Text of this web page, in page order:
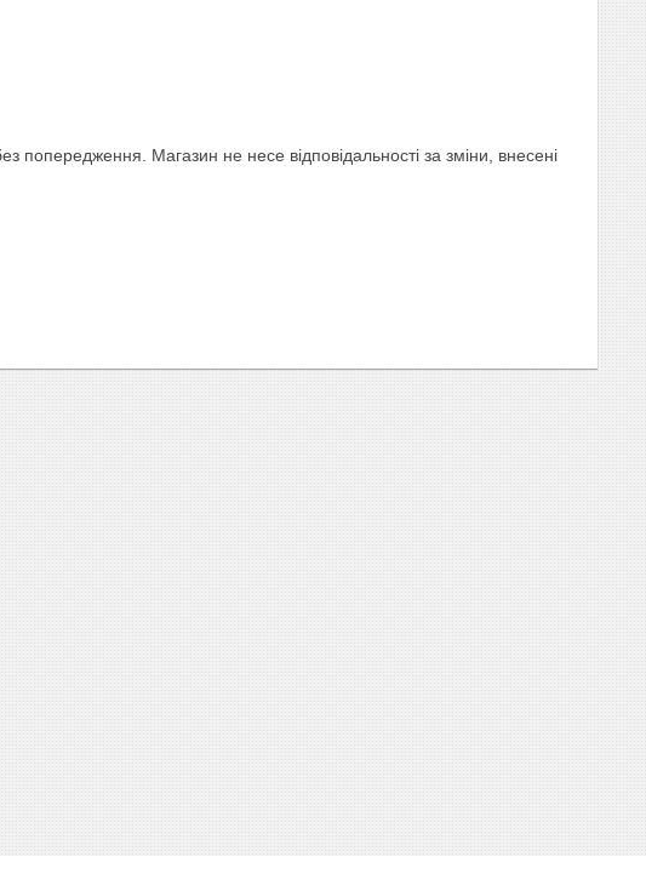
попередження. Магазин не несе відповідальності за зміни, внесені